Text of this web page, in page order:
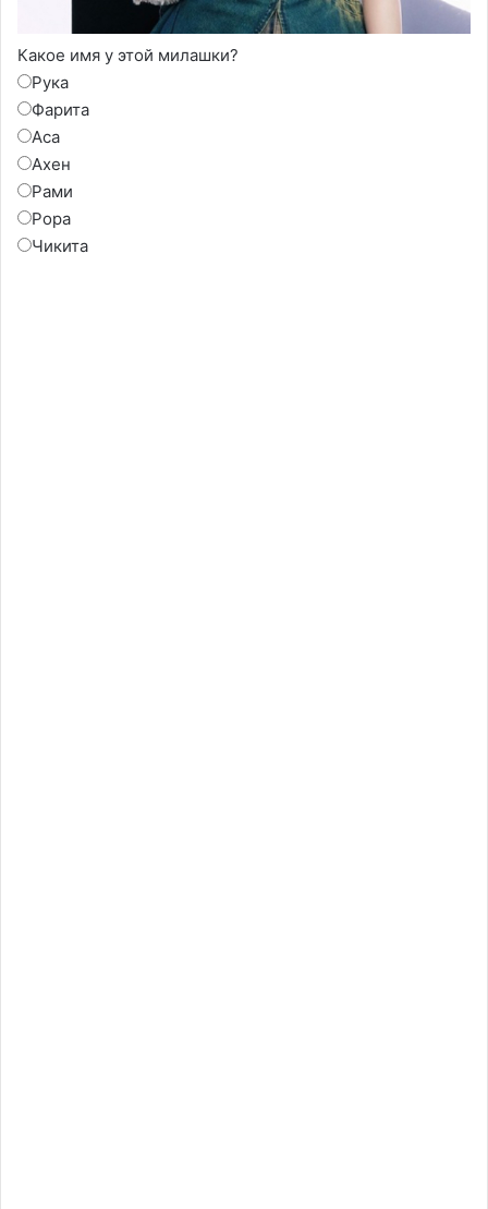
Какое имя у этой милашки?
Рука
Фарита
Аса
Ахен
Рами
Рора
Чикита